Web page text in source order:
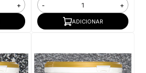
+ - +
ADICIONAR